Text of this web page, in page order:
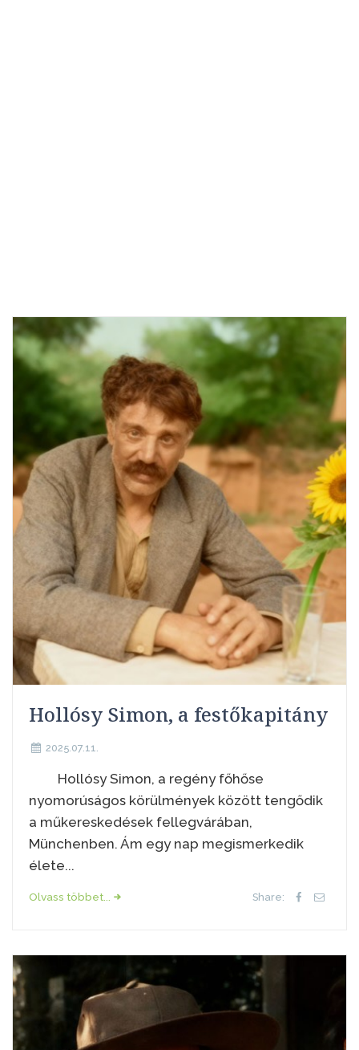
Hollósy Simon, a festőkapitány
2025.07.11.
Hollósy Simon, a regény főhőse
nyomorúságos körülmények között tengődik
a műkereskedések fellegvárában,
Münchenben. Ám egy nap megismerkedik
élete...
Olvass többet... Share: